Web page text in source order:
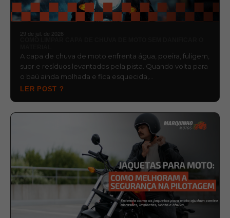
29 de jul. de 2026
A capa de chuva de moto enfrenta água, poeira, fuligem,
suor e resíduos levantados pela pista. Quando volta para
o baú ainda molhada e fica esquecida,…
LER POST ?